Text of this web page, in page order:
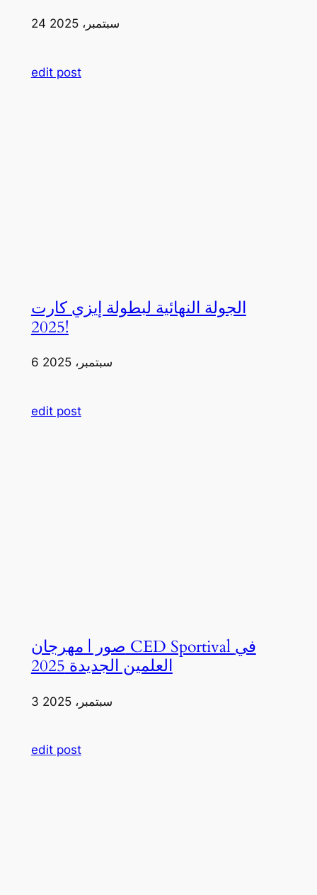
24 سبتمبر، 2025
edit post
الجولة النهائية لبطولة إيزي كارت
2025!
6 سبتمبر، 2025
edit post
صور | مهرجان CED Sportival في
العلمين الجديدة 2025
3 سبتمبر، 2025
edit post